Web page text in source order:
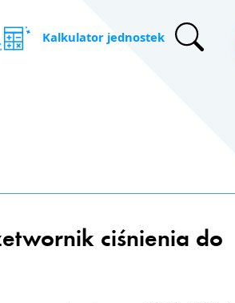
Kalkulator jednostek
ciśnienia do